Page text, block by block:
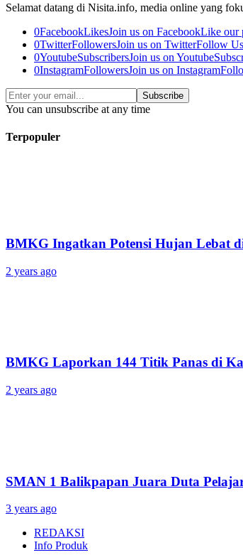
Selamat datang di Nisita.info, media online yang
0FacebookLikesJoin us on FacebookLike our
0TwitterFollowersJoin us on TwitterFollow Us
0YoutubeSubscribersJoin us on Youtube
0InstagramFollowersJoin us on Instagram
Subscribe
You can unsubscribe at any time
Terpopuler
BMKG Ingatkan Potensi Hujan Lebat
2 years ago
BMKG Laporkan 144 Titik Panas di
2 years ago
SMAN 1 Balikpapan Juara Duta
3 years ago
REDAKSI
Info Produk